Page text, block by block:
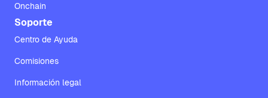
Onchain
Soporte
Centro de Ayuda
Comisiones
Información legal